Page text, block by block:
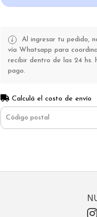
Al ingresar tu pedido,
vía Whatsapp para
recibir dentro de las 24 hs.
pago.
Calculá el costo de envío